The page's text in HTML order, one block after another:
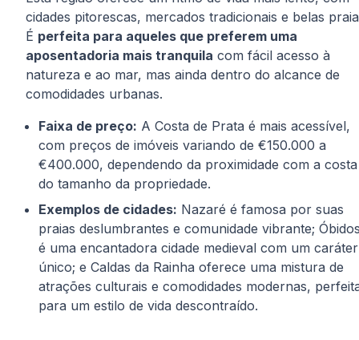
cidades pitorescas, mercados tradicionais e belas
É perfeita para aqueles que preferem uma
aposentadoria mais tranquila com fácil acesso à
natureza e ao mar, mas ainda dentro do alcance de
comodidades urbanas.
Faixa de preço: A Costa de Prata é mais acessível,
com preços de imóveis variando de €150.000 a
€400.000, dependendo da proximidade com a
do tamanho da propriedade.
Exemplos de cidades: Nazaré é famosa por suas
praias deslumbrantes e comunidade vibrante;
é uma encantadora cidade medieval com um caráter
único; e Caldas da Rainha oferece uma mistura de
atrações culturais e comodidades modernas,
para um estilo de vida descontraído.